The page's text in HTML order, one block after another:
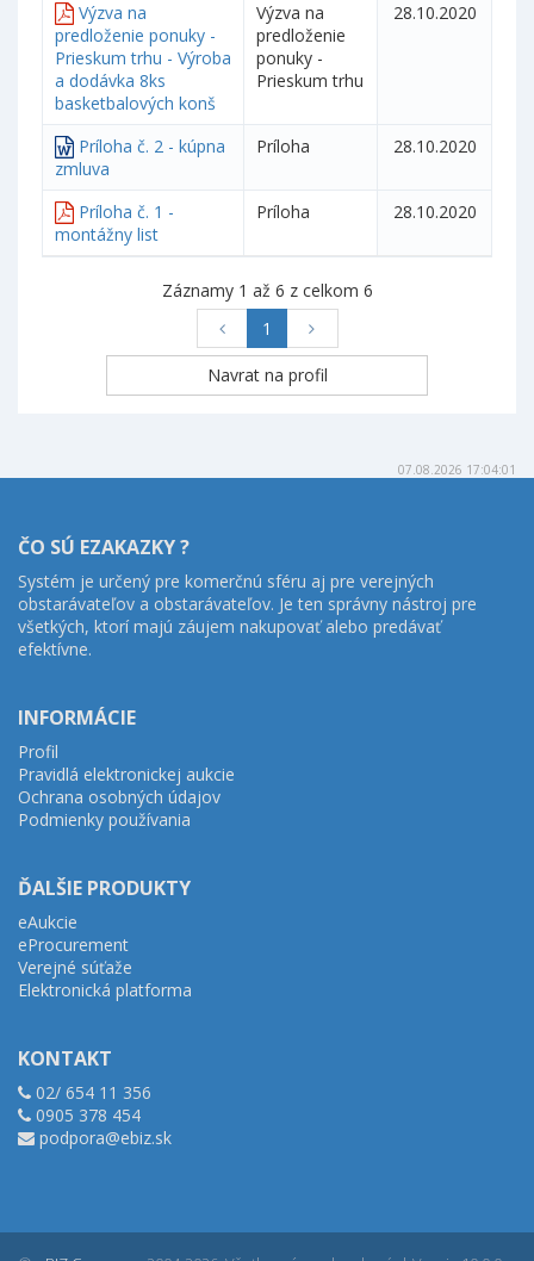
Výzva na
predloženie ponuky -
Prieskum trhu - Výroba
a dodávka 8ks
basketbalových konš
Výzva na
predloženie
ponuky -
Prieskum trhu
28.10.2020
Príloha č. 2 - kúpna
zmluva
Príloha 28.10.2020
Príloha č. 1 -
montážny list
Príloha 28.10.2020
Záznamy 1 až 6 z celkom 6
1
07.08.2026 17:04:01
ČO SÚ EZAKAZKY ?
Systém je určený pre komerčnú sféru aj pre verejných
obstarávateľov a obstarávateľov. Je ten správny nástroj pre
všetkých, ktorí majú záujem nakupovať alebo predávať
efektívne.
INFORMÁCIE
Profil
Pravidlá elektronickej aukcie
Ochrana osobných údajov
Podmienky používania
ĎALŠIE PRODUKTY
eAukcie
eProcurement
Verejné súťaže
Elektronická platforma
KONTAKT
02/ 654 11 356
0905 378 454
podpora@ebiz.sk